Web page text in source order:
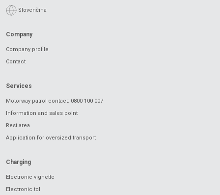
Slovenčina
Company
Company profile
Contact
Services
Motorway patrol contact: 0800 100 007
Information and sales point
Rest area
Application for oversized transport
Charging
Electronic vignette
Electronic toll